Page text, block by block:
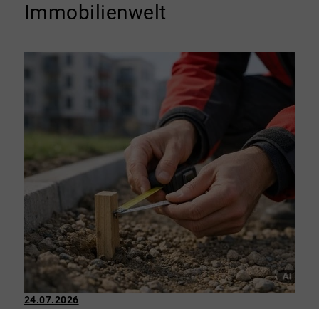
Immobilienwelt
24.07.2026